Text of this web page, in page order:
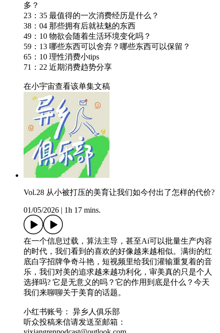
多？
23：35 最值得的一次消费经历是什么？
38：04 那些拥有后就祛魅的东西
49：10 物欲会随着生活环境变化吗？
59：13 哪些东西可以舍弃？哪些东西可以保留？
65：10 理性消费小tips
71：22 近期消费趋势分享
在小宇宙查看该单集文稿
Vol.28 从小被打压的美育让我们如今付出了怎样的代价?
01/05/2026 1h 17 mins.
在一个信息过载，算法主导，甚至Ai可以批量生产内容
的时代，我们看到的喜欢的好像越来越相似。满街的红
底白字招牌争奇斗艳，短视频里给我们灌输重复着的音
乐，我们对美的追求越来越功利化，审美真的只是个人
选择吗? 它是无意义的吗？它的作用到底是什么？今天
我们来聊聊关于美育的话题。
小红书账号： 异乡人俱乐部
听众投稿来信请发送至邮箱：